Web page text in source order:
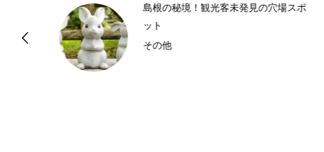
島根の秘境！観光客未発見の穴場スポ
ット
その他